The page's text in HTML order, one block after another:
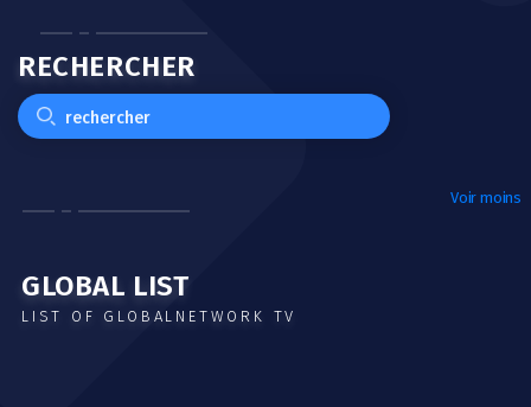
RECHERCHER
GLOBAL LIST
LIST OF GLOBALNETWORK TV
Voir moins